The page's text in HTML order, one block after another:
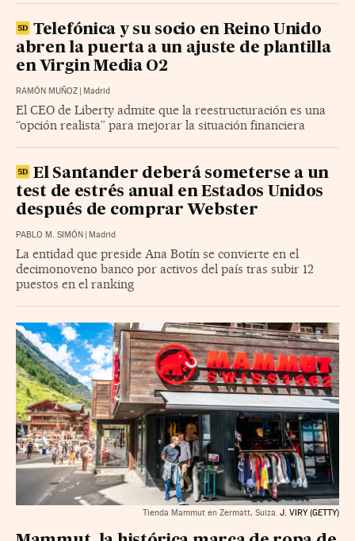
Telefónica y su socio en Reino Unido
abren la puerta a un ajuste de plantilla
en Virgin Media O2
RAMÓN MUÑOZ Madrid
El CEO de Liberty admite que la reestructuración es una
“opción realista” para mejorar la situación financiera
El Santander deberá someterse a un
test de estrés anual en Estados Unidos
después de comprar Webster
PABLO M. SIMÓN Madrid
La entidad que preside Ana Botín se convierte en el
decimonoveno banco por activos del país tras subir 12
puestos en el ranking
Tienda Mammut en Zermatt, Suiza. J. VIRY (GETTY)